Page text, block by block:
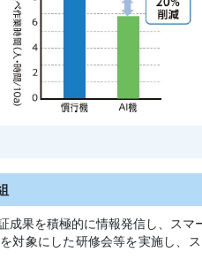
成果を積極的に情報発信し、スマ
対象にした研修会等を実施し、